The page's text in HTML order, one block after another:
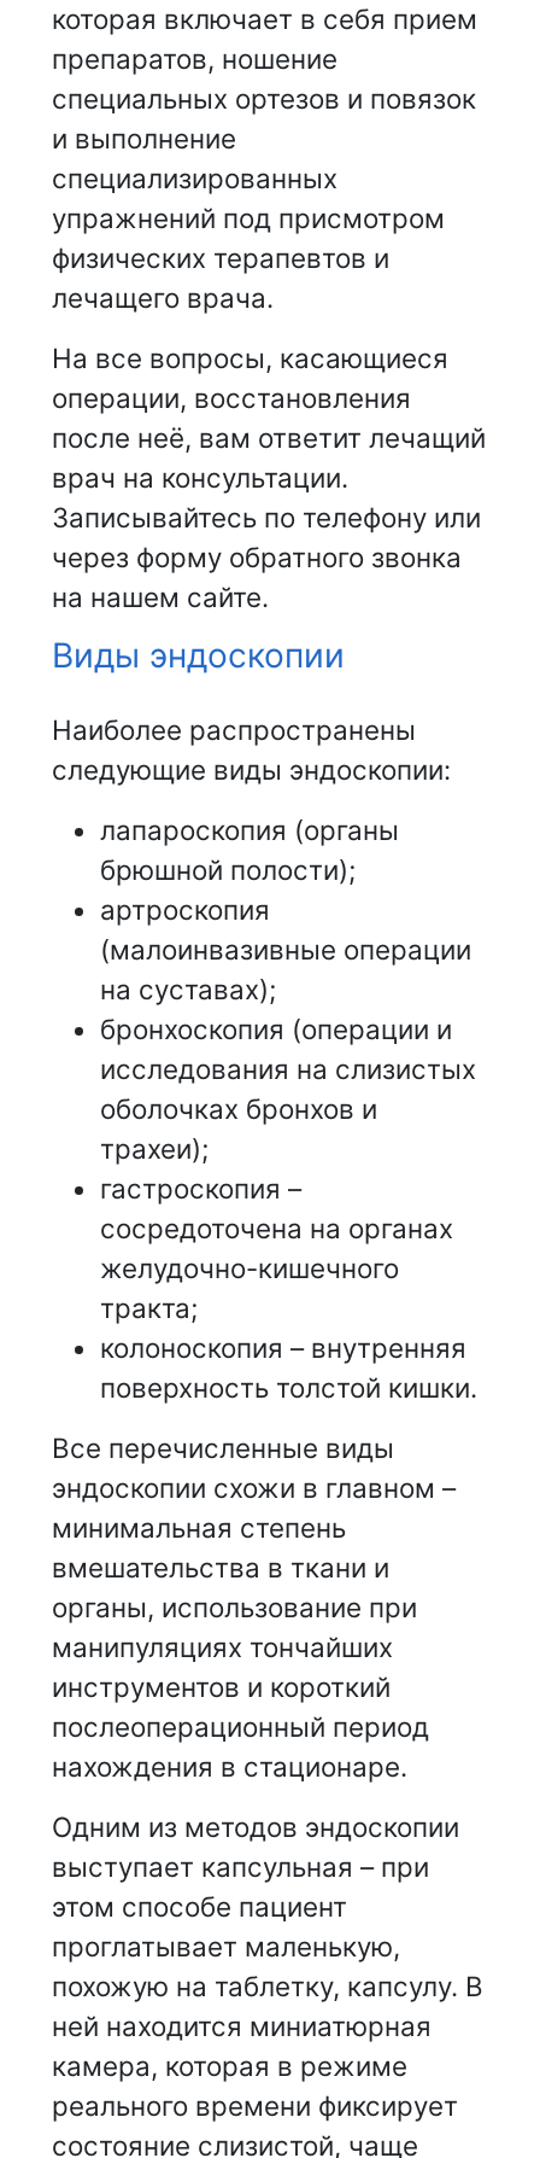
которая включает в себя прием
препаратов, ношение
специальных ортезов и повязок
и выполнение
специализированных
упражнений под присмотром
физических терапевтов и
лечащего врача.
На все вопросы, касающиеся
операции, восстановления
после неё, вам ответит лечащий
врач на консультации.
Записывайтесь по телефону или
через форму обратного звонка
на нашем сайте.
Виды эндоскопии
Наиболее распространены
следующие виды эндоскопии:
лапароскопия (органы
брюшной полости);
артроскопия
(малоинвазивные операции
на суставах);
бронхоскопия (операции и
исследования на слизистых
оболочках бронхов и
трахеи);
гастроскопия –
сосредоточена на органах
желудочно-кишечного
тракта;
колоноскопия – внутренняя
поверхность толстой кишки.
Все перечисленные виды
эндоскопии схожи в главном –
минимальная степень
вмешательства в ткани и
органы, использование при
манипуляциях тончайших
инструментов и короткий
послеоперационный период
нахождения в стационаре.
Одним из методов эндоскопии
выступает капсульная – при
этом способе пациент
проглатывает маленькую,
похожую на таблетку, капсулу. В
ней находится миниатюрная
камера, которая в режиме
реального времени фиксирует
состояние слизистой, чаще